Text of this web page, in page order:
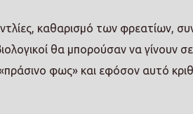
καθαρισμό των φρεατίων,
θα μπορούσαν να γίνουν
φως» και εφόσον αυτό